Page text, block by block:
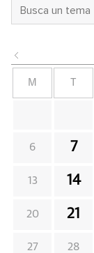
M T
6 7
13 14
20 21
27 28